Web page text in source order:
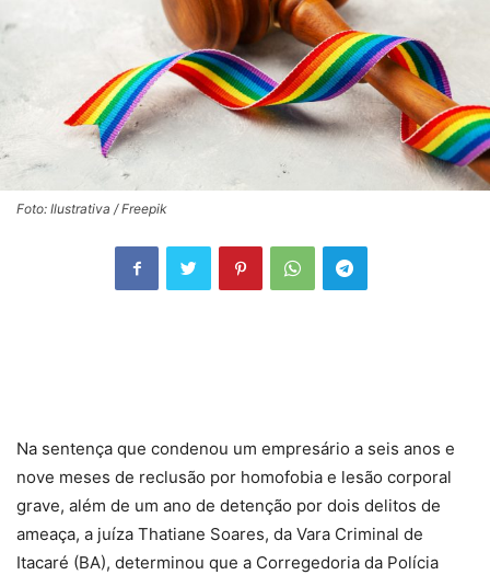
Foto: Ilustrativa / Freepik
Na sentença que condenou um empresário a seis anos e
nove meses de reclusão por homofobia e lesão corporal
grave, além de um ano de detenção por dois delitos de
ameaça, a juíza Thatiane Soares, da Vara Criminal de
Itacaré (BA), determinou que a Corregedoria da Polícia